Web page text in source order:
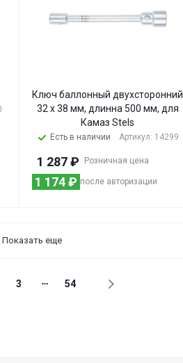
Ключ баллонный двухсторонний
32 х 38 мм, длинна 500 мм, для
Камаз Stels
Есть в наличии Артикул: 14299
Розничная цена
1 287₽
после авторизации
1 174₽
Показать еще
3 54